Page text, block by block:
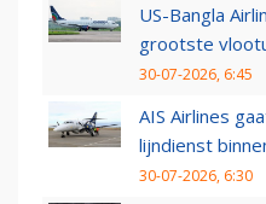
US-Bangla
grootste
30-07-2026, 6:45
AIS Airlines
lijndienst
30-07-2026, 6:30